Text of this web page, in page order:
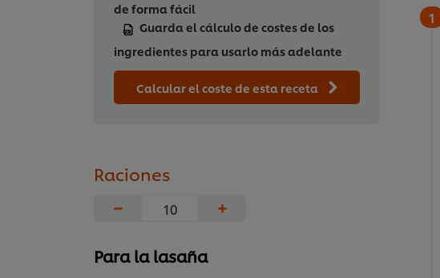
de forma fácil
Guarda el cálculo de costes de los
ingredientes para usarlo más adelante
Calcular el coste de esta receta
Raciones
−
+
Para la lasaña